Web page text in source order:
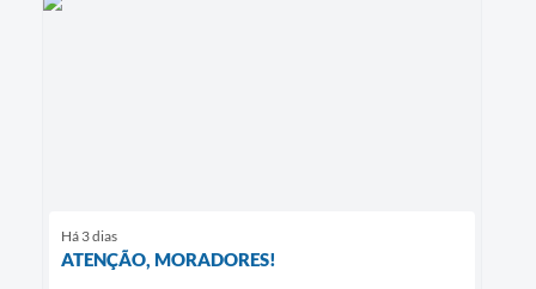
Há 3 dias
ATENÇÃO, MORADORES!